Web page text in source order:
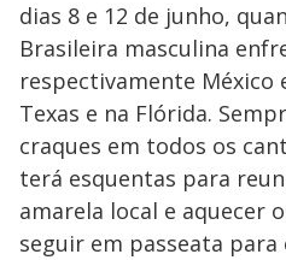
dias 8 e 12 de junho,
Brasileira masculina
respectivamente México
Texas e na Flórida.
craques em todos os
terá esquentas para
amarela local e aquecer
seguir em passeata para